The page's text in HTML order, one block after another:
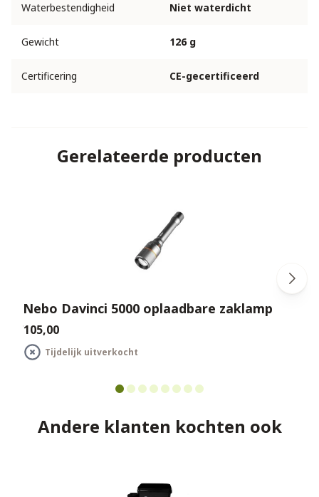
Waterbestendigheid Niet waterdicht
Gewicht 126 g
Certificering CE-gecertificeerd
Gerelateerde producten
Nebo Davinci 5000 oplaadbare zaklamp
€105,00
Tijdelijk uitverkocht
Andere klanten kochten ook